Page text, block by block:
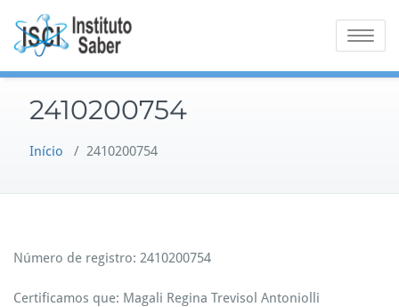
content
Toggle
2410200754
Início / 2410200754
Número de registro: 2410200754
Certificamos que: Magali Regina Trevisol Antoniolli